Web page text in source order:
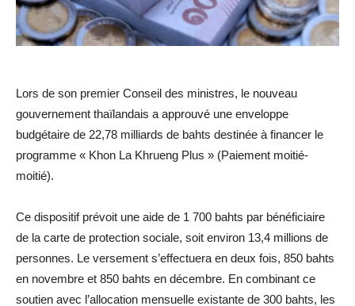
Lors de son premier Conseil des ministres, le nouveau
gouvernement thaïlandais a approuvé une enveloppe
budgétaire de 22,78 milliards de bahts destinée à financer le
programme « Khon La Khrueng Plus » (Paiement moitié-
moitié).
Ce dispositif prévoit une aide de 1 700 bahts par bénéficiaire
de la carte de protection sociale, soit environ 13,4 millions de
personnes. Le versement s’effectuera en deux fois, 850 bahts
en novembre et 850 bahts en décembre. En combinant ce
soutien avec l’allocation mensuelle existante de 300 bahts, les